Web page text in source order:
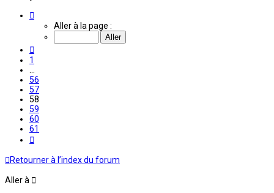
Aller à la page :
1
56
57
58
59
60
61
Retourner à l’index du forum
Aller à